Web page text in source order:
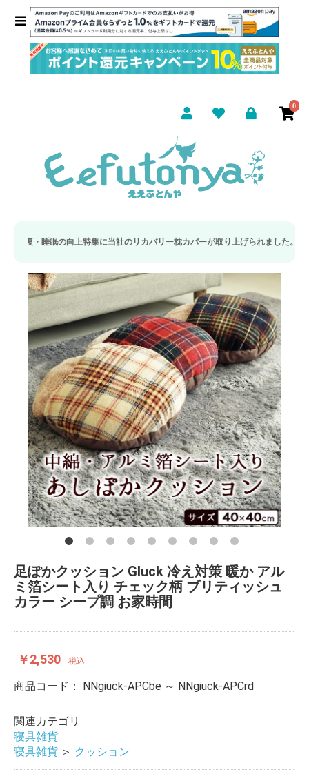
0
集に当社のリカバリー枕カバーが取り上げられました。 新発売記念！数量限
足ぽかクッション Gluck 冷え対策 暖か アル
ミ箔シート入り チェック柄 ブリティッシュ
カラー シープ調 お家時間
￥2,530 税込
商品コード： NNgiuck-APCbe ～ NNgiuck-APCrd
関連カテゴリ
寝具雑貨
寝具雑貨 ＞ クッション